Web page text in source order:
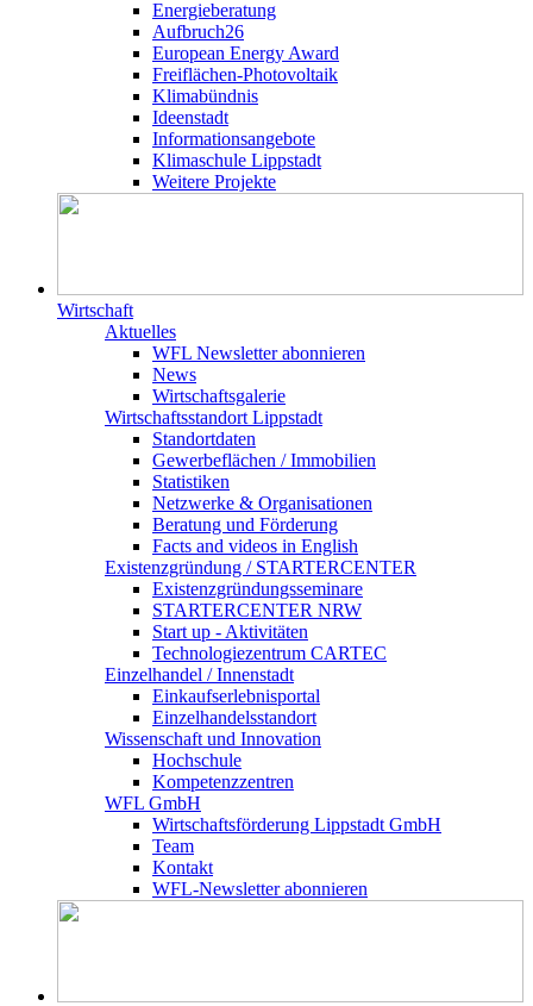
Energieberatung
Aufbruch26
European Energy Award
Freiflächen-Photovoltaik
Klimabündnis
Ideenstadt
Informationsangebote
Klimaschule Lippstadt
Weitere Projekte
Wirtschaft
Aktuelles
WFL Newsletter abonnieren
News
Wirtschaftsgalerie
Wirtschafts­­standort Lippstadt
Standortdaten
Gewerbeflächen / Immobilien
Statistiken
Netzwerke & Organisationen
Beratung und Förderung
Facts and videos in English
Existenz­gründung / STARTERCENTER
Existenzgründungsseminare
STARTERCENTER NRW
Start up - Aktivitäten
Technologiezentrum CARTEC
Einzelhandel / Innenstadt
Einkaufserlebnisportal
Einzelhandelsstandort
Wissenschaft und Innovation
Hochschule
Kompetenzzentren
WFL GmbH
Wirtschaftsförderung Lippstadt GmbH
Team
Kontakt
WFL-Newsletter abonnieren